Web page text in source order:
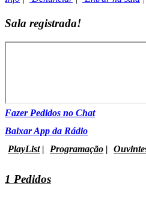
Sala registrada!
Fazer Pedidos no Chat
Baixar App da Rádio
PlayList| Programação |
1 Pedidos